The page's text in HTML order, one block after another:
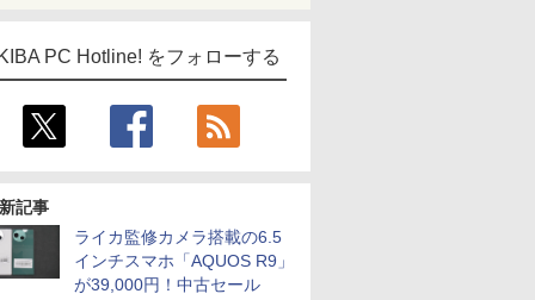
PC Hotline! をフォローする
記事
ライカ監修カメラ搭載の6.5
インチスマホ「AQUOS R9」
が39,000円！中古セール